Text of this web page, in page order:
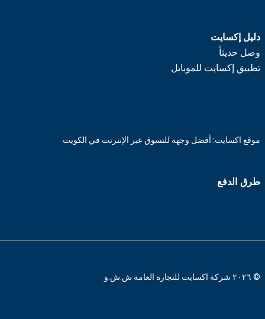
دليل إكسايت
وصل حديثاً
تطبيق إكسايت للموبايل
موقع اكسايت: أفضل وجهة للتسوق عبر الإنترنت في الكويت
طرق الدفع
© ٢٠٢٦ شركة اكسايت للتجارة العامة ش.ش.و